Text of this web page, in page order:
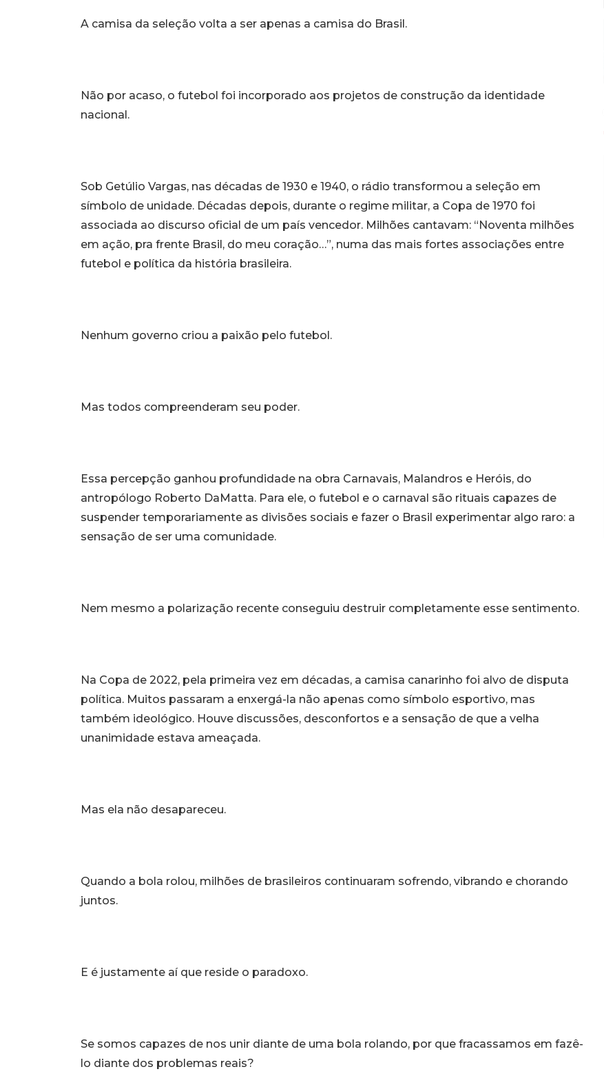
A camisa da seleção volta a ser apenas a camisa do Brasil.
Não por acaso, o futebol foi incorporado aos projetos de construção da identidade
nacional.
Sob Getúlio Vargas, nas décadas de 1930 e 1940, o rádio transformou a seleção em
símbolo de unidade. Décadas depois, durante o regime militar, a Copa de 1970 foi
associada ao discurso oficial de um país vencedor. Milhões cantavam: “Noventa milhões
em ação, pra frente Brasil, do meu coração…”, numa das mais fortes associações entre
futebol e política da história brasileira.
Nenhum governo criou a paixão pelo futebol.
Mas todos compreenderam seu poder.
Essa percepção ganhou profundidade na obra Carnavais, Malandros e Heróis, do
antropólogo Roberto DaMatta. Para ele, o futebol e o carnaval são rituais capazes de
suspender temporariamente as divisões sociais e fazer o Brasil experimentar algo raro: a
sensação de ser uma comunidade.
Nem mesmo a polarização recente conseguiu destruir completamente esse sentimento.
Na Copa de 2022, pela primeira vez em décadas, a camisa canarinho foi alvo de disputa
política. Muitos passaram a enxergá-la não apenas como símbolo esportivo, mas
também ideológico. Houve discussões, desconfortos e a sensação de que a velha
unanimidade estava ameaçada.
Mas ela não desapareceu.
Quando a bola rolou, milhões de brasileiros continuaram sofrendo, vibrando e chorando
juntos.
E é justamente aí que reside o paradoxo.
Se somos capazes de nos unir diante de uma bola rolando, por que fracassamos em fazê-
lo diante dos problemas reais?